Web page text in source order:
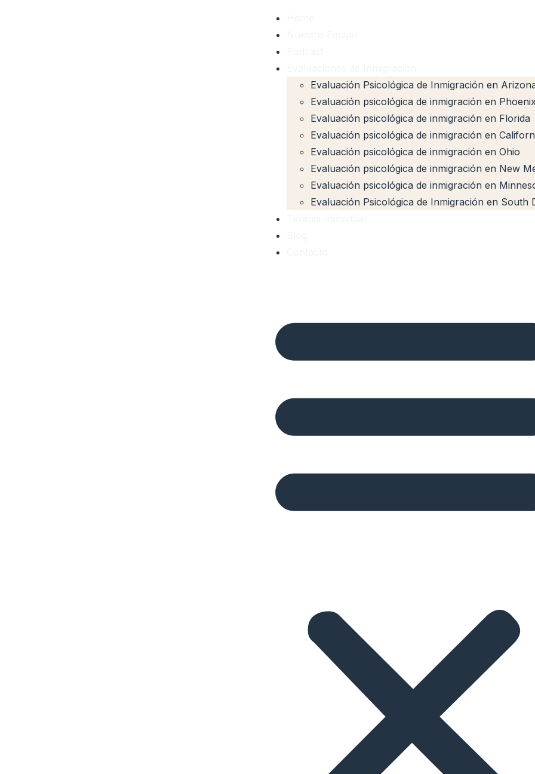
Evaluación Psicológica de Inmigración en
Evaluación psicológica de inmigración en
Evaluación psicológica de inmigración en Florida
Evaluación psicológica de inmigración en
Evaluación psicológica de inmigración en Ohio
Evaluación psicológica de inmigración en New
Evaluación psicológica de inmigración en
Evaluación Psicológica de Inmigración en South